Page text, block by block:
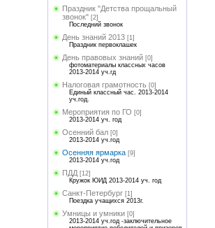
Праздник "Детства прощальный
звонок" [2]
Последний звонок
День знаний 2013 [1]
Праздник первоклашек
День правовых знаний [0]
фотоматериалы классных часов
2013-2014 уч.гд
Налоговая грамотность [0]
Единый классный час. 2013-2014
уч.год.
Мероприятия по ГО [0]
2013-2014 уч. год
Осенний бал [0]
2013-2014 уч.год
Осенняя ярмарка [9]
2013-2014 уч.год
ПДД [12]
Кружок ЮИД 2013-2014 уч. год
Санкт-Петербург [1]
Поездка учащихся 2013г.
Умницы и умники [0]
2013-2014 уч.год -заключительное